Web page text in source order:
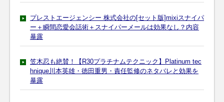
プレストエージェンシー 株式会社の[セット版]mixiスナイパ
ー＋瞬間恋愛会話術＋スナイパーメールは効果なし？内容
暴露
笠木忍も絶賛！【R30プラチナムテクニック】Platinum tec
hnique川本英雄・徳田重男・責任監修のネタバレと効果を
暴露